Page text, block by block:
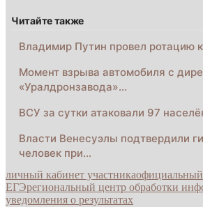
Читайте также
Владимир Путин провел ротацию
Момент взрыва автомобиля с
«Уралдронзавода»…
ВСУ за сутки атаковали 97
Власти Венесуэлы подтвердили
человек при…
личный кабинет участникаофициальный
ЕГЭрегиональный центр обработки
уведомления о результатах